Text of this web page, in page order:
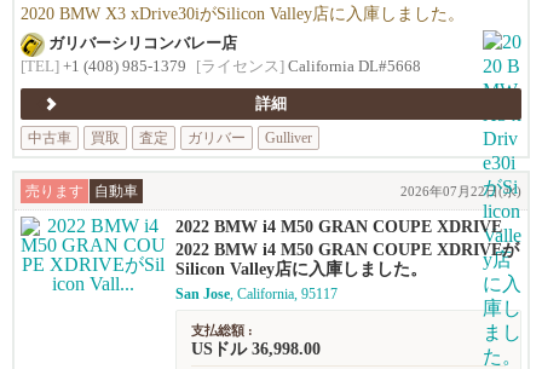
2020 BMW X3 xDrive30iがSilicon Valley店に入庫しました。
ガリバーシリコンバレー店
[TEL] +1 (408) 985-1379 [ライセンス] California DL#5668
詳細
中古車
買取 査定 ガリバー Gulliver
売ります 自動車 2026年07月22日(水)
2022 BMW i4 M50 GRAN COUPE XDRIVE
2022 BMW i4 M50 GRAN COUPE XDRIVEが
Silicon Valley店に入庫しました。
San Jose, California, 95117
支払総額 :
USドル 36,998.00